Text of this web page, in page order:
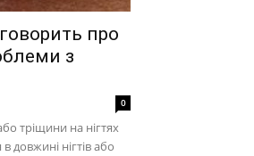
говорить про
з
0
тріщини на нігтях
довжині нігтів або